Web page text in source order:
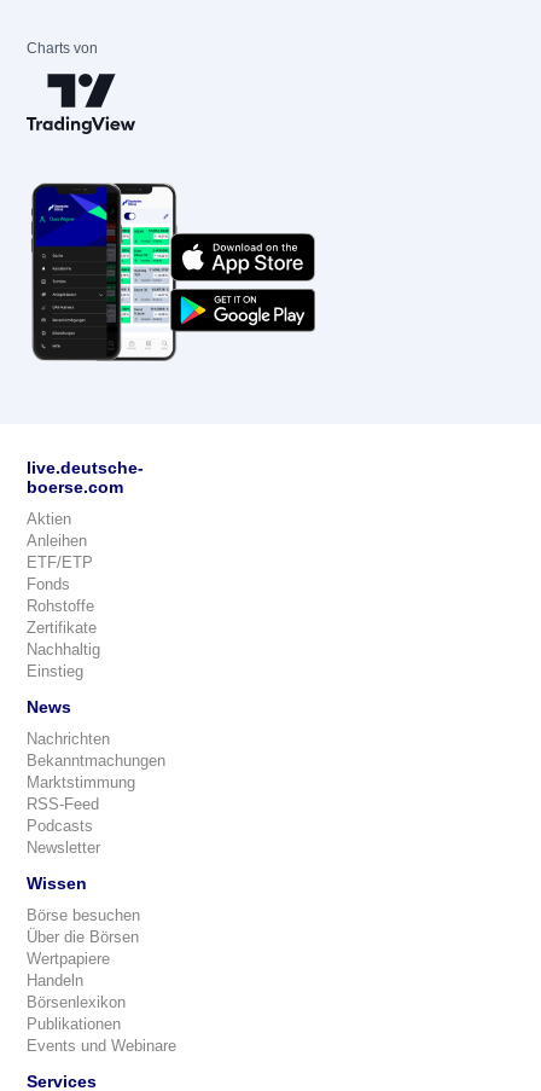
Charts von
live.deutsche-
boerse.com
Aktien
Anleihen
ETF/ETP
Fonds
Rohstoffe
Zertifikate
Nachhaltig
Einstieg
News
Nachrichten
Bekanntmachungen
Marktstimmung
RSS-Feed
Podcasts
Newsletter
Wissen
Börse besuchen
Über die Börsen
Wertpapiere
Handeln
Börsenlexikon
Publikationen
Events und Webinare
Services